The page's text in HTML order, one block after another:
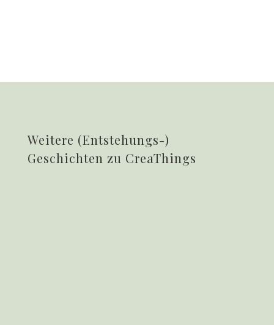
Weitere (Entstehungs-)
Geschichten zu CreaThings